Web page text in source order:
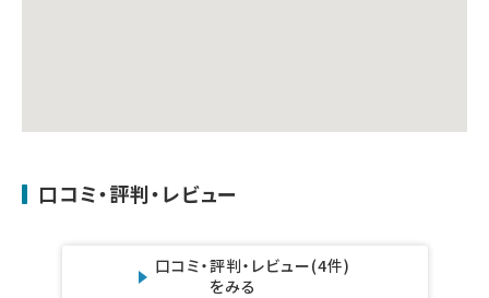
口コミ・評判・レビュー
口コミ・評判・レビュー
をみる
(4件)